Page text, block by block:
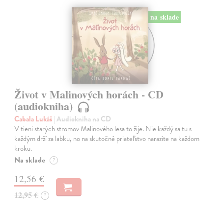
na sklade
Život v Malinových horách - CD
(audiokniha)
Cabala Lukáš| Audiokniha na CD
V tieni starých stromov Malinového lesa to žije. Nie každý sa tu s
každým drží za labku, no na skutočné priateľstvo narazíte na každom
kroku.
Na sklade ?
12,56 €
12,95 € ?